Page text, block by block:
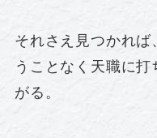
それさえ見つかれば
うことなく天職に
がる。